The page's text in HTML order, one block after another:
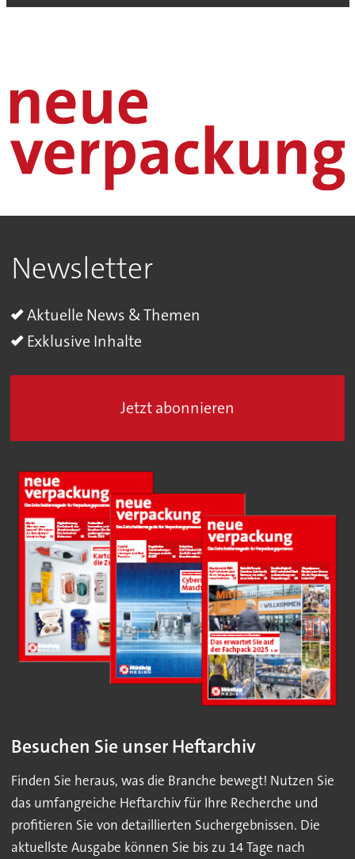
Newsletter
Aktuelle News & Themen
Exklusive Inhalte
Jetzt abonnieren
Besuchen Sie unser Heftarchiv
Finden Sie heraus, was die Branche bewegt! Nutzen Sie
das umfangreiche Heftarchiv für Ihre Recherche und
profitieren Sie von detaillierten Suchergebnissen. Die
aktuellste Ausgabe können Sie bis zu 14 Tage nach